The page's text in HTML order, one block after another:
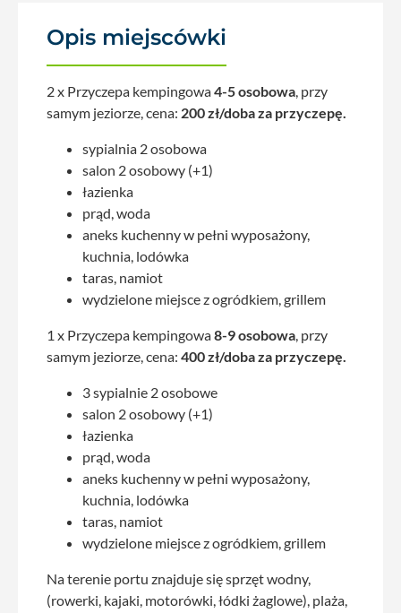
Opis miejscówki
2 x Przyczepa kempingowa4-5 osobowa, przy
samym jeziorze, cena: 200 zł/doba za przyczepę.
sypialnia 2 osobowa
salon 2 osobowy (+1)
łazienka
prąd, woda
aneks kuchenny w pełni wyposażony,
kuchnia, lodówka
taras, namiot
wydzielone miejsce z ogródkiem, grillem
1 x Przyczepa kempingowa8-9 osobowa, przy
samym jeziorze, cena: 400 zł/doba za przyczepę.
3 sypialnie 2 osobowe
salon 2 osobowy (+1)
łazienka
prąd, woda
aneks kuchenny w pełni wyposażony,
kuchnia, lodówka
taras, namiot
wydzielone miejsce z ogródkiem, grillem
Na terenie portu znajduje się sprzęt wodny,
(rowerki, kajaki, motorówki, łódki żaglowe), plaża,